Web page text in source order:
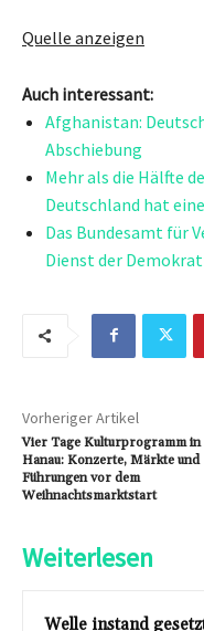
Quelle anzeigen
Auch interessant:
Afghanistan:
Abschiebung
Mehr als die Hälfte
Deutschland hat
Das Bundesamt für
Dienst der
Vorheriger Artikel
Vier Tage Kulturprogramm in
Hanau: Konzerte, Märkte und
Führungen vor dem
Weihnachtsmarktstart
Weiterlesen
Welle instand